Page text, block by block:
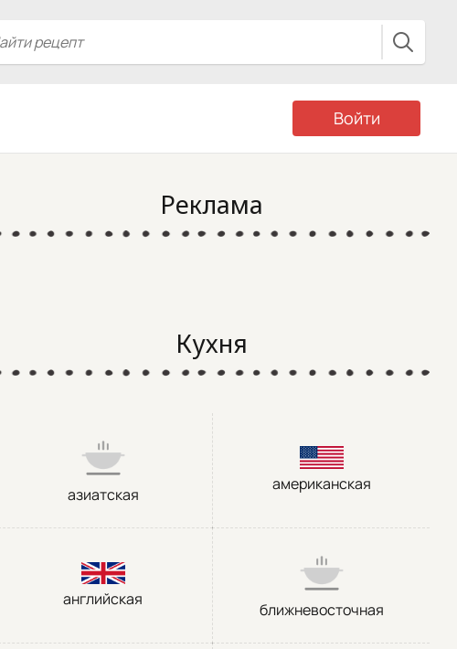
Войти
Реклама
Кухня
азиатская
американская
английская
ближневосточная